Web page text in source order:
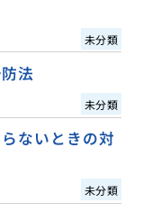
未分類
法
未分類
ないときの対
未分類